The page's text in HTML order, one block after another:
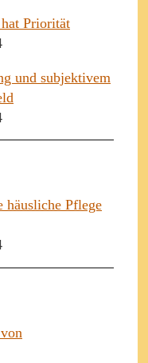
hat Priorität
und subjektivem
häusliche Pflege